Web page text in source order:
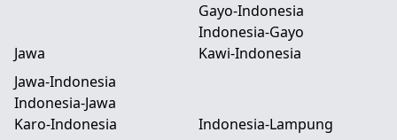
Gayo-Indonesia
Indonesia-Gayo
Jawa
Jawa-Indonesia
Indonesia-Jawa
Kawi-Indonesia
Karo-Indonesia
Indonesia-Lampung